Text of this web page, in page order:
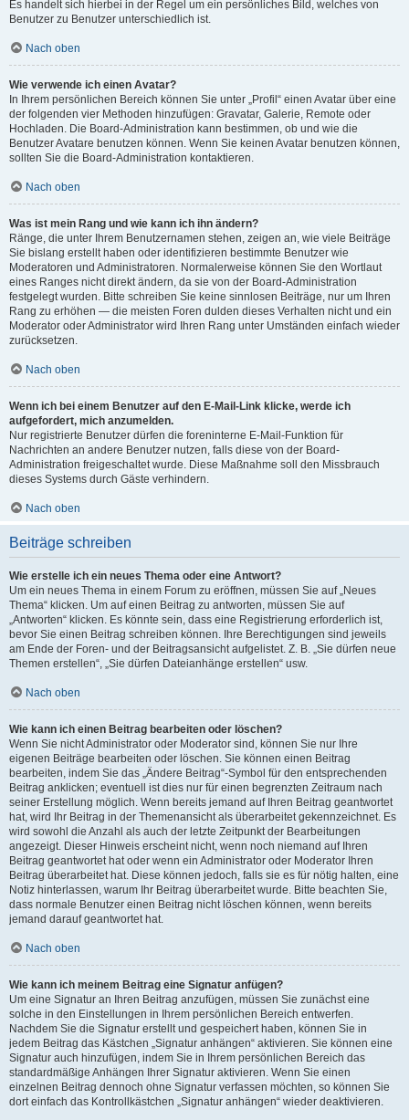
Es handelt sich hierbei in der Regel um ein persönliches Bild, welches von
Benutzer zu Benutzer unterschiedlich ist.
Nach oben
Wie verwende ich einen Avatar?
In Ihrem persönlichen Bereich können Sie unter „Profil“ einen Avatar über eine
der folgenden vier Methoden hinzufügen: Gravatar, Galerie, Remote oder
Hochladen. Die Board-Administration kann bestimmen, ob und wie die
Benutzer Avatare benutzen können. Wenn Sie keinen Avatar benutzen können,
sollten Sie die Board-Administration kontaktieren.
Nach oben
Was ist mein Rang und wie kann ich ihn ändern?
Ränge, die unter Ihrem Benutzernamen stehen, zeigen an, wie viele Beiträge
Sie bislang erstellt haben oder identifizieren bestimmte Benutzer wie
Moderatoren und Administratoren. Normalerweise können Sie den Wortlaut
eines Ranges nicht direkt ändern, da sie von der Board-Administration
festgelegt wurden. Bitte schreiben Sie keine sinnlosen Beiträge, nur um Ihren
Rang zu erhöhen — die meisten Foren dulden dieses Verhalten nicht und ein
Moderator oder Administrator wird Ihren Rang unter Umständen einfach wieder
zurücksetzen.
Nach oben
Wenn ich bei einem Benutzer auf den E-Mail-Link klicke, werde ich
aufgefordert, mich anzumelden.
Nur registrierte Benutzer dürfen die foreninterne E-Mail-Funktion für
Nachrichten an andere Benutzer nutzen, falls diese von der Board-
Administration freigeschaltet wurde. Diese Maßnahme soll den Missbrauch
dieses Systems durch Gäste verhindern.
Nach oben
Beiträge schreiben
Wie erstelle ich ein neues Thema oder eine Antwort?
Um ein neues Thema in einem Forum zu eröffnen, müssen Sie auf „Neues
Thema“ klicken. Um auf einen Beitrag zu antworten, müssen Sie auf
„Antworten“ klicken. Es könnte sein, dass eine Registrierung erforderlich ist,
bevor Sie einen Beitrag schreiben können. Ihre Berechtigungen sind jeweils
am Ende der Foren- und der Beitragsansicht aufgelistet. Z. B. „Sie dürfen neue
Themen erstellen“, „Sie dürfen Dateianhänge erstellen“ usw.
Nach oben
Wie kann ich einen Beitrag bearbeiten oder löschen?
Wenn Sie nicht Administrator oder Moderator sind, können Sie nur Ihre
eigenen Beiträge bearbeiten oder löschen. Sie können einen Beitrag
bearbeiten, indem Sie das „Ändere Beitrag“-Symbol für den entsprechenden
Beitrag anklicken; eventuell ist dies nur für einen begrenzten Zeitraum nach
seiner Erstellung möglich. Wenn bereits jemand auf Ihren Beitrag geantwortet
hat, wird Ihr Beitrag in der Themenansicht als überarbeitet gekennzeichnet. Es
wird sowohl die Anzahl als auch der letzte Zeitpunkt der Bearbeitungen
angezeigt. Dieser Hinweis erscheint nicht, wenn noch niemand auf Ihren
Beitrag geantwortet hat oder wenn ein Administrator oder Moderator Ihren
Beitrag überarbeitet hat. Diese können jedoch, falls sie es für nötig halten, eine
Notiz hinterlassen, warum Ihr Beitrag überarbeitet wurde. Bitte beachten Sie,
dass normale Benutzer einen Beitrag nicht löschen können, wenn bereits
jemand darauf geantwortet hat.
Nach oben
Wie kann ich meinem Beitrag eine Signatur anfügen?
Um eine Signatur an Ihren Beitrag anzufügen, müssen Sie zunächst eine
solche in den Einstellungen in Ihrem persönlichen Bereich entwerfen.
Nachdem Sie die Signatur erstellt und gespeichert haben, können Sie in
jedem Beitrag das Kästchen „Signatur anhängen“ aktivieren. Sie können eine
Signatur auch hinzufügen, indem Sie in Ihrem persönlichen Bereich das
standardmäßige Anhängen Ihrer Signatur aktivieren. Wenn Sie einen
einzelnen Beitrag dennoch ohne Signatur verfassen möchten, so können Sie
dort einfach das Kontrollkästchen „Signatur anhängen“ wieder deaktivieren.